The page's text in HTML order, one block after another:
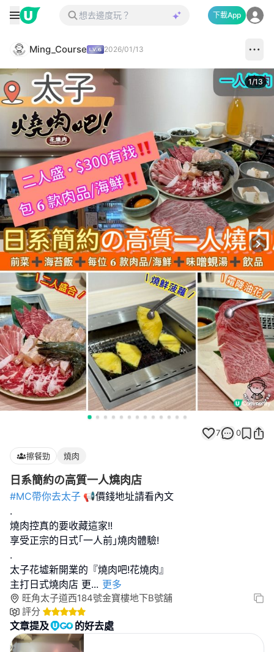
下載App
Ming_Course 2026/01/13
1/13
7 0
擦餐勁 燒肉
日系簡約の高質一人燒肉店
#MC帶你去太子 📢價錢地址請看內文
.
燒肉控真的要收藏這家!!
享受正宗的日式｢一人前｣燒肉體驗!
.
太子花墟新開業的『燒肉吧!花燒肉』
主打日式燒肉店 更... 更多
旺角太子道西184號金寶樓地下B號舖
評分
文章提及 的好去處